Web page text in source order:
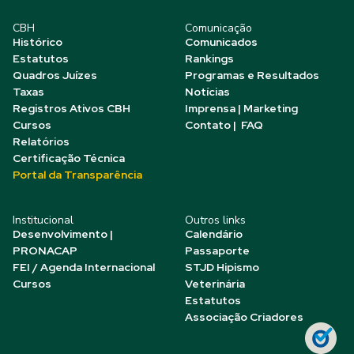
CBH
Histórico
Estatutos
Quadros Juízes
Taxas
Registros Ativos CBH
Cursos
Relatórios
Certificação Técnica
Portal da Transparência
Comunicação
Comunicados
Rankings
Programas e Resultados
Notícias
Imprensa | Marketing
Contato | FAQ
Institucional
Desenvolvimento |
PRONACAP
FEI / Agenda Internacional
Cursos
Outros links
Calendário
Passaporte
STJD Hipismo
Veterinária
Estatutos
Associação Criadores